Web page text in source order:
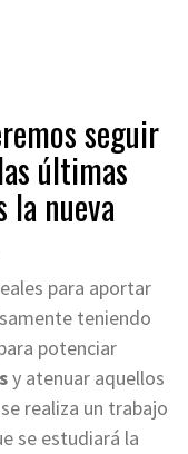
seguir
últimas
la nueva
para aportar
teniendo
potenciar
y atenuar aquellos
realiza un trabajo
se estudiará la